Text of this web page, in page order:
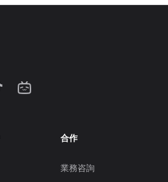
合作
業務咨詢